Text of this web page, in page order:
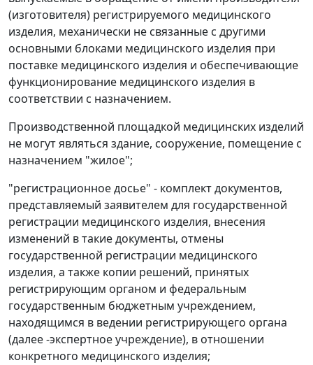
(изготовителя) регистрируемого медицинского
изделия, механически не связанные с другими
основными блоками медицинского изделия при
поставке медицинского изделия и обеспечивающие
функционирование медицинского изделия в
соответствии с назначением.
Производственной площадкой медицинских изделий
не могут являться здание, сооружение, помещение с
назначением "жилое";
"регистрационное досье" - комплект документов,
представляемый заявителем для государственной
регистрации медицинского изделия, внесения
изменений в такие документы, отмены
государственной регистрации медицинского
изделия, а также копии решений, принятых
регистрирующим органом и федеральным
государственным бюджетным учреждением,
находящимся в ведении регистрирующего органа
(далее -экспертное учреждение), в отношении
конкретного медицинского изделия;